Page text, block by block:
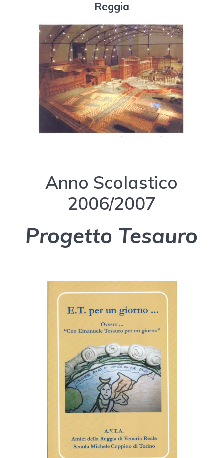
Reggia
Anno Scolastico
2006/2007
Progetto Tesauro